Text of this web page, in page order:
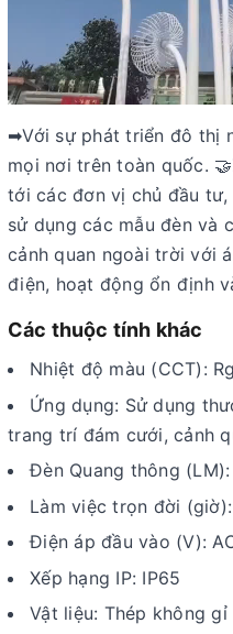
➡Với sự phát triển đô thị
mọi nơi trên toàn quốc.
tới các đơn vị chủ đầu
sử dụng các mẫu đèn và
cảnh quan ngoài trời với
điện, hoạt động ổn định
Các thuộc tính khác
Nhiệt độ màu (CCT):
Ứng dụng: Sử dụng
trang trí đám cưới, cảnh
Đèn Quang thông (LM):
Làm việc trọn đời
Điện áp đầu vào (V):
Xếp hạng IP: IP65
Vật liệu: Thép không gỉ